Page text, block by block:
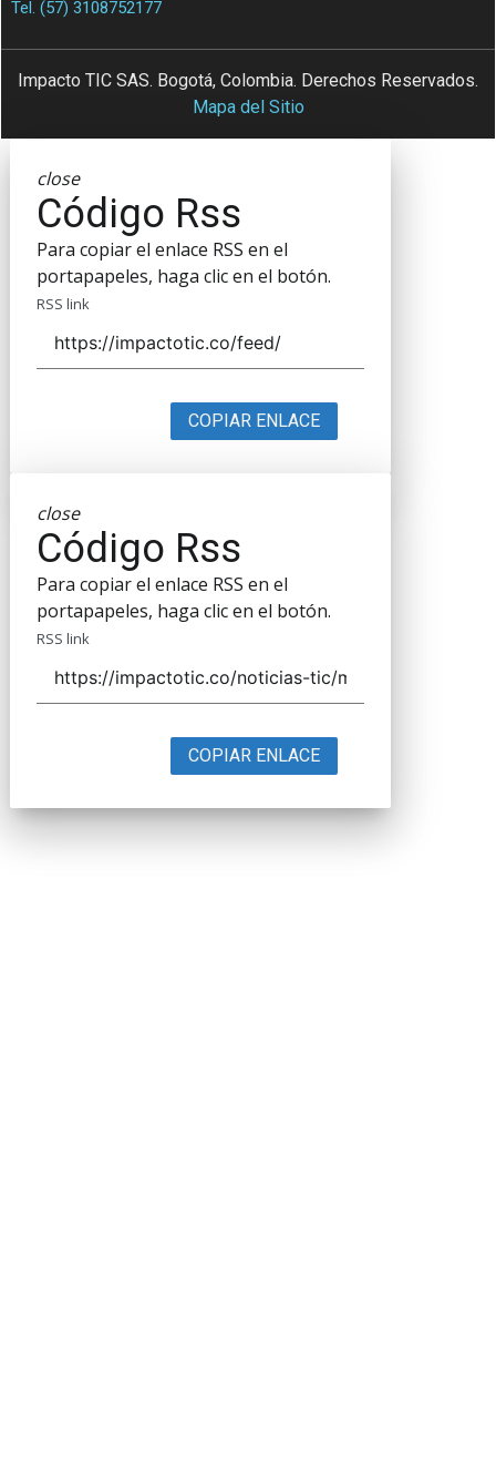
Tel. (57) 3108752177
Impacto TIC SAS. Bogotá, Colombia. Derechos Reservados.
Mapa del Sitio
close
Código Rss
Para copiar el enlace RSS en el
portapapeles, haga clic en el botón.
RSS link
COPIAR ENLACE
close
Código Rss
Para copiar el enlace RSS en el
portapapeles, haga clic en el botón.
RSS link
COPIAR ENLACE